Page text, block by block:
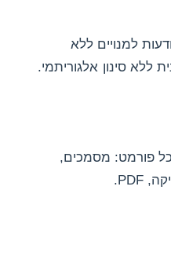
למנויים ללא
פורמט: מסמכים,